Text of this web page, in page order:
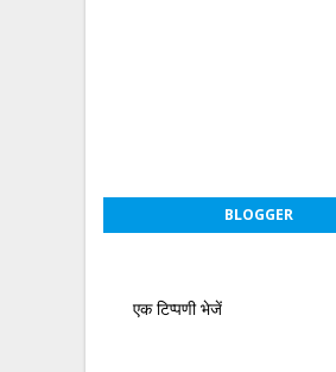
BLOGGER
एक टिप्पणी भेजें